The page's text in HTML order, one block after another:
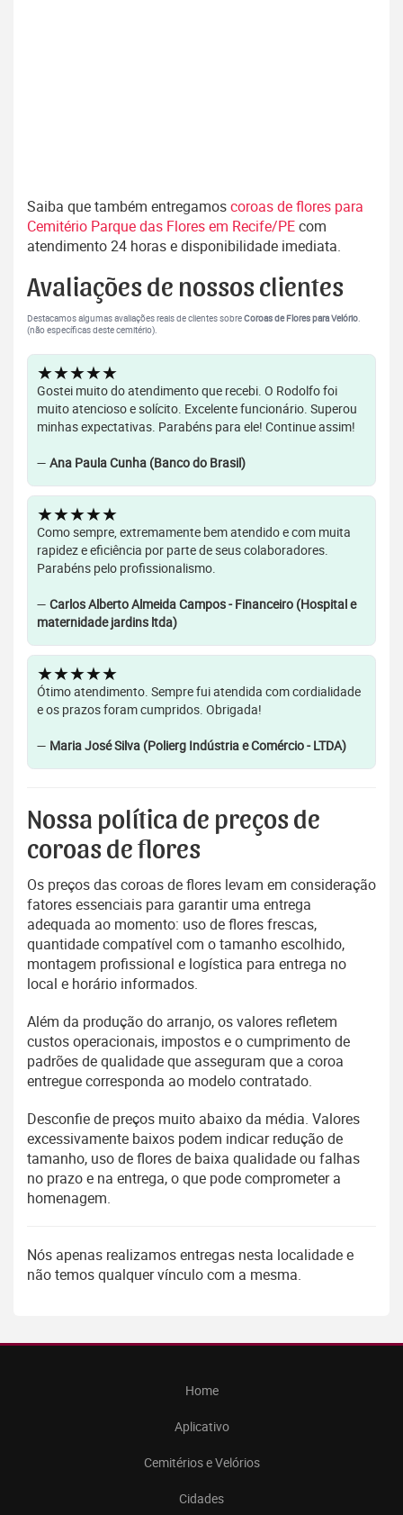
Saiba que também entregamoscoroas de flores para
Cemitério Parque das Flores em Recife/PEcom
atendimento 24 horas e disponibilidade imediata.
Avaliações de nossos clientes
Destacamos algumas avaliações reais de clientes sobreCoroas de Flores para Velório.
(não específicas deste cemitério).
★★★★★
Gostei muito do atendimento que recebi. O Rodolfo foi
muito atencioso e solícito. Excelente funcionário. Superou
minhas expectativas. Parabéns para ele! Continue assim!
— Ana Paula Cunha (Banco do Brasil)
★★★★★
Como sempre, extremamente bem atendido e com muita
rapidez e eficiência por parte de seus colaboradores.
Parabéns pelo profissionalismo.
— Carlos Alberto Almeida Campos - Financeiro (Hospital e
maternidade jardins ltda)
★★★★★
Ótimo atendimento. Sempre fui atendida com cordialidade
e os prazos foram cumpridos. Obrigada!
— Maria José Silva (Polierg Indústria e Comércio - LTDA)
Nossa política de preços de
coroas de flores
Os preços das coroas de flores levam em consideração
fatores essenciais para garantir uma entrega
adequada ao momento: uso de flores frescas,
quantidade compatível com o tamanho escolhido,
montagem profissional e logística para entrega no
local e horário informados.
Além da produção do arranjo, os valores refletem
custos operacionais, impostos e o cumprimento de
padrões de qualidade que asseguram que a coroa
entregue corresponda ao modelo contratado.
Desconfie de preços muito abaixo da média. Valores
excessivamente baixos podem indicar redução de
tamanho, uso de flores de baixa qualidade ou falhas
no prazo e na entrega, o que pode comprometer a
homenagem.
Nós apenas realizamos entregas nesta localidade e
não temos qualquer vínculo com a mesma.
Home
Aplicativo
Cemitérios e Velórios
Cidades